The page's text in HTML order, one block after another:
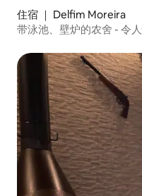
住宿 ｜ Delfim Moreira
带泳池、壁炉的农舍 - 令